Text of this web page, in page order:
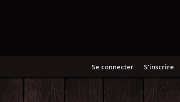
S'inscrire
Se connecter